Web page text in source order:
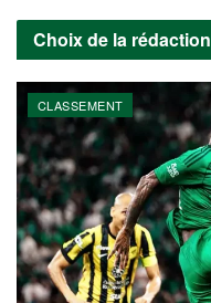
Choix de la rédaction
CLASSEMENT